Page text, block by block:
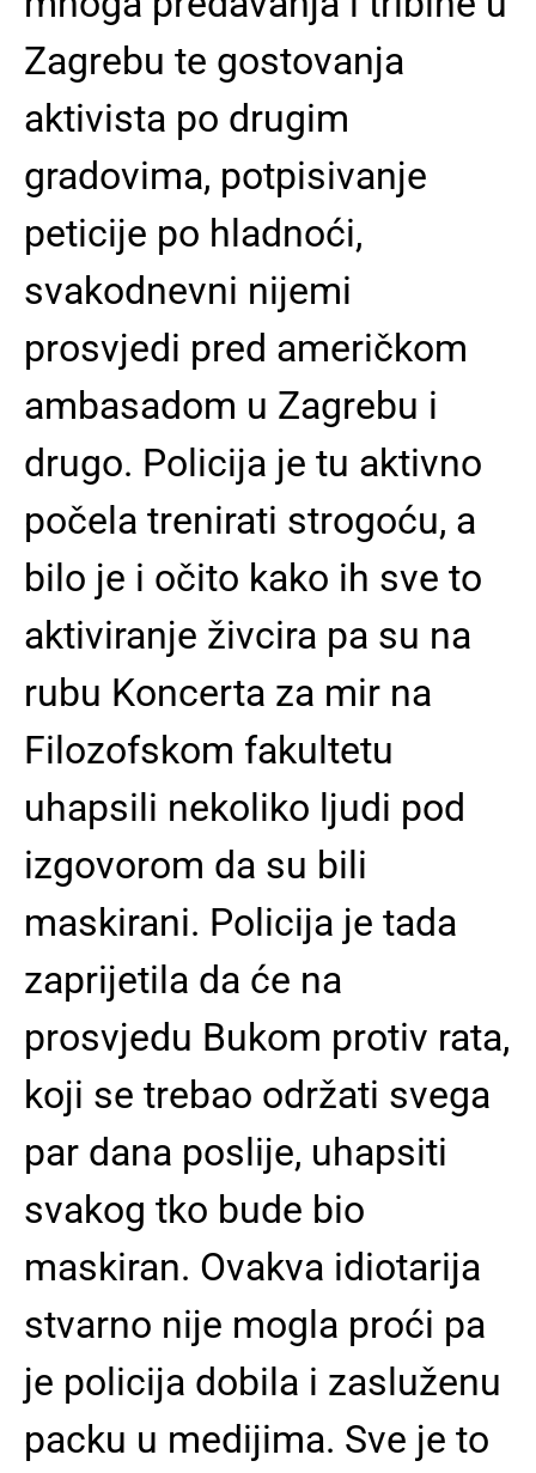
Zagrebu te gostovanja
aktivista po drugim
gradovima, potpisivanje
peticije po hladnoći,
svakodnevni nijemi
prosvjedi pred američkom
ambasadom u Zagrebu i
drugo. Policija je tu aktivno
počela trenirati strogoću, a
bilo je i očito kako ih sve to
aktiviranje živcira pa su na
rubu Koncerta za mir na
Filozofskom fakultetu
uhapsili nekoliko ljudi pod
izgovorom da su bili
maskirani. Policija je tada
zaprijetila da će na
prosvjedu Bukom protiv rata,
koji se trebao održati svega
par dana poslije, uhapsiti
svakog tko bude bio
maskiran. Ovakva idiotarija
stvarno nije mogla proći pa
je policija dobila i zasluženu
packu u medijima. Sve je to